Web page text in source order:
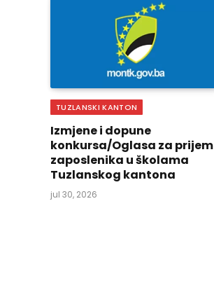
TUZLANSKI KANTON
Izmjene i dopune
konkursa/Oglasa za prijem
zaposlenika u školama
Tuzlanskog kantona
jul 30, 2026